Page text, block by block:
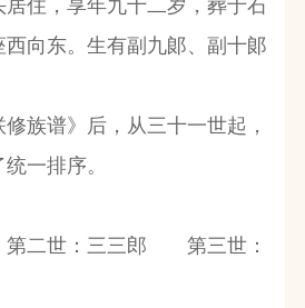
居住，享年九十二岁，葬于石
向东。生有副九郞、副十郞
族谱》后，从三十一世起，
一排序。
二世：三三郎 第三世：